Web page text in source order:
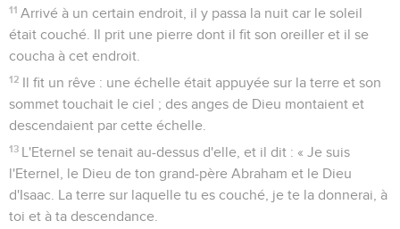
11 Arrivé à un certain endroit, il y passa la nuit car le soleil
était couché. Il prit une pierre dont il fit son oreiller et il se
coucha à cet endroit.
12 Il fit un rêve : une échelle était appuyée sur la terre et son
sommet touchait le ciel ; des anges de Dieu montaient et
descendaient par cette échelle.
13 L'Eternel se tenait au-dessus d'elle, et il dit : « Je suis
l'Eternel, le Dieu de ton grand-père Abraham et le Dieu
d'Isaac. La terre sur laquelle tu es couché, je te la donnerai, à
toi et à ta descendance.